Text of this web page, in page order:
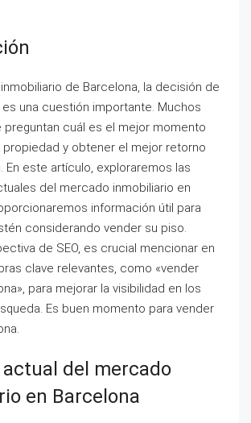
de Barcelona, la decisión de
una cuestión importante. Muchos
cuál es el mejor momento
propiedad y obtener el mejor retorno
En este artículo, exploraremos las
del mercado inmobiliario en
información útil para
considerando vender su piso.
de SEO, es crucial mencionar en
clave relevantes, como «vender
para mejorar la visibilidad en los
Es buen momento para vender
actual del mercado
en Barcelona